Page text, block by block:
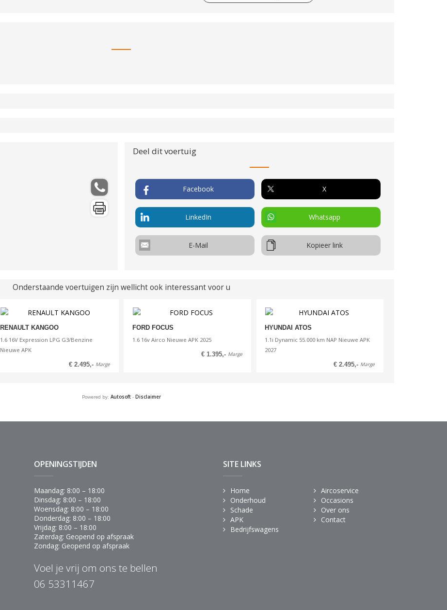
Elektronische systemen
Elektrische ramen voor
El. verstelbare spiegels
Compressieverh.
0.00:1
Aanhanger geremd
650 kg
Co
Deel dit voertuig
Facebook X
LinkedIn Whatsapp
E-Mail Kopieer link
Onderstaande voertuigen zijn wellicht ook interessant voor u
RENAULT KANGOO
1.6 16V Expression LPG G3/Benzine
Nieuwe APK
€ 2.495,- Marge
FORD FOCUS
1.6 16v Airco Nieuwe APK 2025
€ 1.395,- Marge
HYUNDAI ATOS
1.1i Dynamic 55.000 km NAP Nieuwe APK
2027
€ 2.495,- Marge
Powered by: Autosoft- Disclaimer
OPENINGSTIJDEN
Maandag: 8:00 – 18:00
Dinsdag: 8:00 – 18:00
Woensdag: 8:00 – 18:00
Donderdag: 8:00 – 18:00
Vrijdag: 8:00 – 18:00
Zaterdag: Geopend op afspraak
Zondag: Geopend op afspraak
Voel je vrij om ons te bellen
06 53311467
SITE LINKS
Home
Onderhoud
Schade
APK
Bedrijfswagens
Aircoservice
Occasions
Over ons
Contact